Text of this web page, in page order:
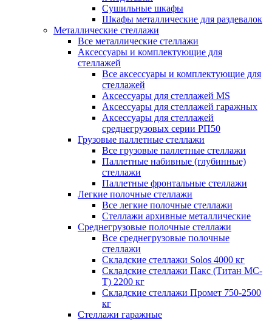
Сушильные шкафы
Шкафы металлические для раздевалок
Металлические стеллажи
Все металлические стеллажи
Аксессуары и комплектующие для
стеллажей
Все аксессуары и комплектующие для
стеллажей
Аксессуары для стеллажей MS
Аксессуары для стеллажей гаражных
Аксессуары для стеллажей
среднегрузовых серии РП50
Грузовые паллетные стеллажи
Все грузовые паллетные стеллажи
Паллетные набивные (глубинные)
стеллажи
Паллетные фронтальные стеллажи
Легкие полочные стеллажи
Все легкие полочные стеллажи
Стеллажи архивные металлические
Среднегрузовые полочные стеллажи
Все среднегрузовые полочные
стеллажи
Складские стеллажи Solos 4000 кг
Складские стеллажи Пакс (Титан МС-
Т) 2200 кг
Складские стеллажи Промет 750-2500
кг
Стеллажи гаражные